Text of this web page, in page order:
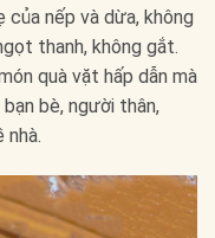
của nếp và dừa, không
thanh, không gắt.
quà vặt hấp dẫn mà
bè, người thân,
nhà.